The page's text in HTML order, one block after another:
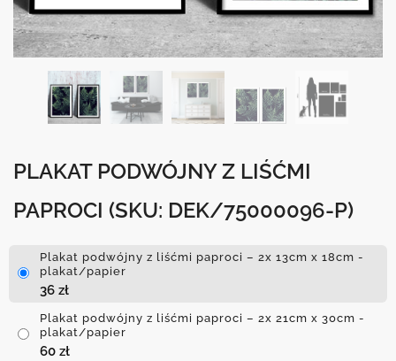
PLAKAT PODWÓJNY Z LIŚĆMI
PAPROCI (SKU: DEK/75000096-P)
Plakat podwójny z liśćmi paproci – 2x 13cm x 18cm -
plakat/papier
36 zł
Plakat podwójny z liśćmi paproci – 2x 21cm x 30cm -
plakat/papier
60 zł